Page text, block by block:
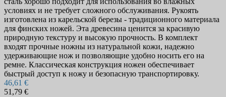
условиях и не требует сложного обслуживания. Рукоять
изготовлена из карельской березы - традиционного материала
для финских ножей. Эта древесина ценится за красивую
природную текстуру и высокую прочность. В комплект
входят прочные ножны из натуральной кожи, надежно
удерживающие нож и позволяющие удобно носить его на
ремне. Классическая конструкция ножен обеспечивает
быстрый доступ к ножу и безопасную транспортировку.
46,61 €
51,79 €